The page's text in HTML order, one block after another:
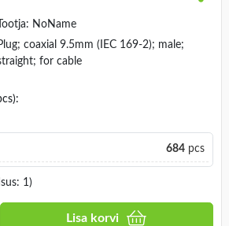
Tootja: NoName
coaxial 9.5mm (IEC 169-2); male;
for cable
684pcs
1)
Lisa korvi